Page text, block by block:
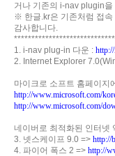
거나 기존의 i-nav plugin
※ 한글.kr은 기존처럼 접속
감사합니다.
1. i-nav plug-in 다운 :
2. Internet Explorer
마이크로 소프트 홈페이지
http://www.microsoft.com/
http://www.microsoft.com/
네이버로 최적화된 인터넷
3. 넷스케이프 9.0 => http://
4. 파이어 폭스 2 => http://